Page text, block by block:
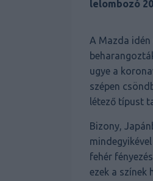
lelombozó
A Mazda
ugye a
szépen
létező típust
Bizony,
fehér
ezek a színek